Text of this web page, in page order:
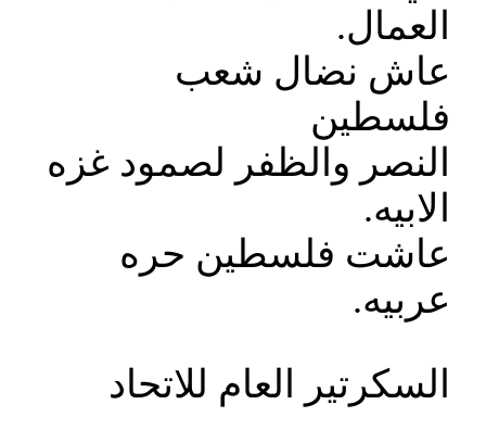
العمال.
عاش نضال شعب
فلسطين
النصر والظفر لصمود غزه
الابيه.
عاشت فلسطين حره
عربيه.
السكرتير العام للاتحاد